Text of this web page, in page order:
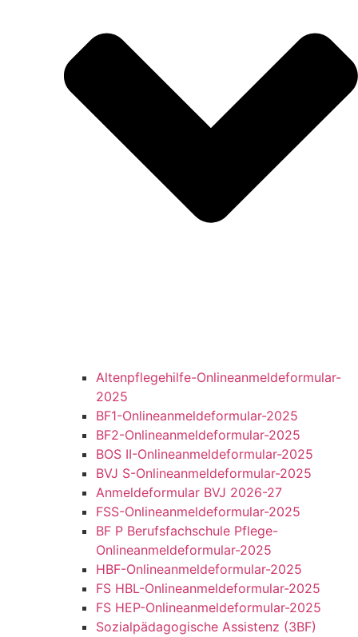
Altenpflegehilfe-Onlineanmeldeformular-
2025
BF1-Onlineanmeldeformular-2025
BF2-Onlineanmeldeformular-2025
BOS II-Onlineanmeldeformular-2025
BVJ S-Onlineanmeldeformular-2025
Anmeldeformular BVJ 2026-27
FSS-Onlineanmeldeformular-2025
BF P Berufsfachschule Pflege-
Onlineanmeldeformular-2025
HBF-Onlineanmeldeformular-2025
FS HBL-Onlineanmeldeformular-2025
FS HEP-Onlineanmeldeformular-2025
Sozialpädagogische Assistenz (3BF)